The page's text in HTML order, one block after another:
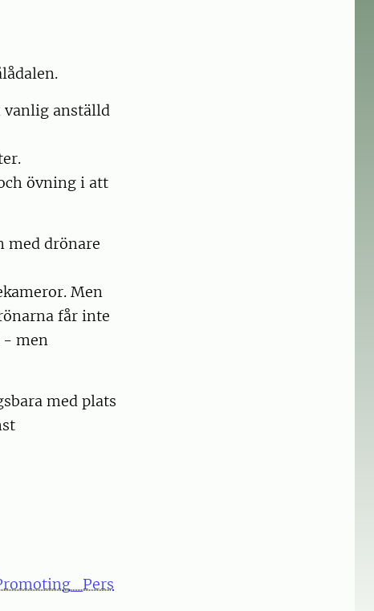
vanlig anställd
övning i att
med drönare
Men
får inte
- men
med plats